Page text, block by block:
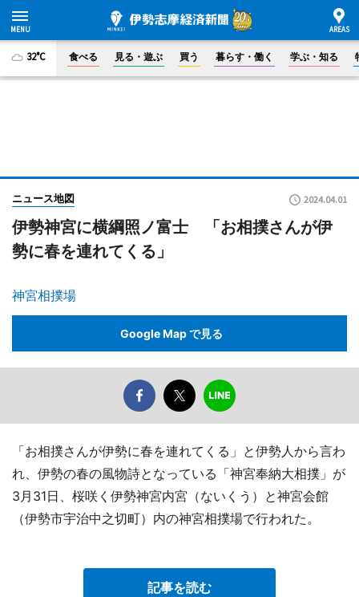
32°C 食べる 見る・遊ぶ 買う 暮らす・働く 学ぶ・知る
ニュース地図 2024.04.01
伊勢神宮に横綱照ノ富士 「お相撲さんが伊
勢に春を連れてくる」
神宮相撲場
Google Map で見る
「お相撲さんが伊勢に春を連れてくる」と伊勢人から言わ
れ、伊勢の春の風物詩となっている「神宮奉納大相撲」が
3月31日、桜咲く伊勢神宮内宮（ないくう）と神宮会館
（伊勢市宇治中之切町）内の神宮相撲場で行われた。
記事を読む